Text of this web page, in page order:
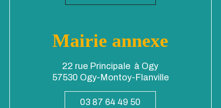
Mairie annexe
22 rue Principale à Ogy
57530 Ogy-Montoy-Flanville
03 87 64 49 50